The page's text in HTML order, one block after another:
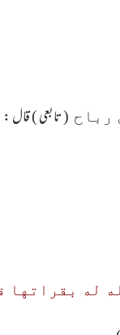
رباح ( تابعي ) قال :